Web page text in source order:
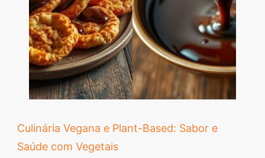
Culinária Vegana e Plant-Based: Sabor e
Saúde com Vegetais